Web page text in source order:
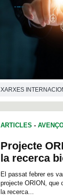
XARXES
ARTICLES -
Projecte
la recerca
El passat febrer es
projecte ORION, que
la recerca...